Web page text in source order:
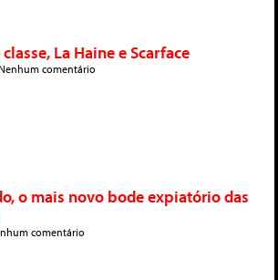
La Haine e Scarface
comentário
o mais novo bode expiatório das
comentário